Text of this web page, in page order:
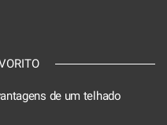
de um telhado